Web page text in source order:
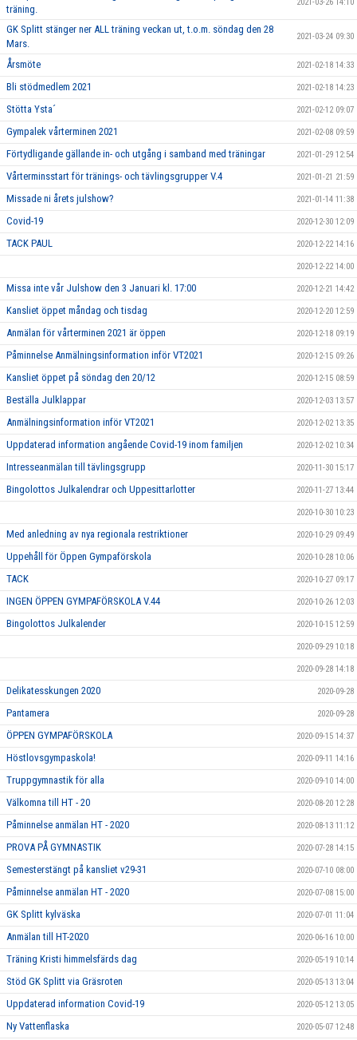
träning.
GK Splitt stänger ner ALL träning veckan ut, t.o.m. söndag den 28
Mars.
2021-03-24 09:30
Årsmöte 2021-02-18 14:33
Bli stödmedlem 2021 2021-02-18 14:23
Stötta Ysta´ 2021-02-12 09:07
Gympalek vårterminen 2021 2021-02-08 09:59
Förtydligande gällande in- och utgång i samband med träningar 2021-01-29 12:54
Vårterminsstart för tränings- och tävlingsgrupper V.4 2021-01-21 21:59
Missade ni årets julshow? 2021-01-14 11:38
Covid-19 2020-12-30 12:09
TACK PAUL 2020-12-22 14:16
2020-12-22 14:00
Missa inte vår Julshow den 3 Januari kl. 17:00 2020-12-21 14:42
Kansliet öppet måndag och tisdag 2020-12-20 12:59
Anmälan för vårterminen 2021 är öppen 2020-12-18 09:19
Påminnelse Anmälningsinformation inför VT2021 2020-12-15 09:26
Kansliet öppet på söndag den 20/12 2020-12-15 08:59
Beställa Julklappar 2020-12-03 13:57
Anmälningsinformation inför VT2021 2020-12-02 13:35
Uppdaterad information angående Covid-19 inom familjen 2020-12-02 10:34
Intresseanmälan till tävlingsgrupp 2020-11-30 15:17
Bingolottos Julkalendrar och Uppesittarlotter 2020-11-27 13:44
2020-10-30 10:23
Med anledning av nya regionala restriktioner 2020-10-29 09:49
Uppehåll för Öppen Gympaförskola 2020-10-28 10:06
TACK 2020-10-27 09:17
INGEN ÖPPEN GYMPAFÖRSKOLA V.44 2020-10-26 12:03
Bingolottos Julkalender 2020-10-15 12:59
2020-09-29 10:18
2020-09-28 14:18
Delikatesskungen 2020 2020-09-28
Pantamera 2020-09-28
ÖPPEN GYMPAFÖRSKOLA 2020-09-15 14:37
Höstlovsgympaskola! 2020-09-11 14:16
Truppgymnastik för alla 2020-09-10 14:00
Välkomna till HT - 20 2020-08-20 12:28
Påminnelse anmälan HT - 2020 2020-08-13 11:12
PROVA PÅ GYMNASTIK 2020-07-28 14:15
Semesterstängt på kansliet v29-31 2020-07-10 08:00
Påminnelse anmälan HT - 2020 2020-07-08 15:00
GK Splitt kylväska 2020-07-01 11:04
Anmälan till HT-2020 2020-06-16 10:00
Träning Kristi himmelsfärds dag 2020-05-19 10:14
Stöd GK Splitt via Gräsroten 2020-05-13 13:04
Uppdaterad information Covid-19 2020-05-12 13:05
Ny Vattenflaska 2020-05-07 12:48